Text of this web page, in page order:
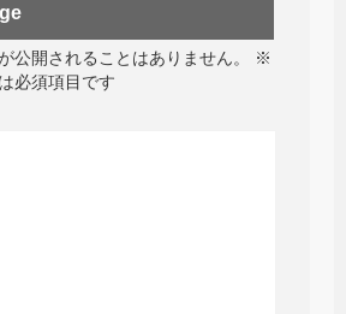
公開されることはありません。
※
必須項目です